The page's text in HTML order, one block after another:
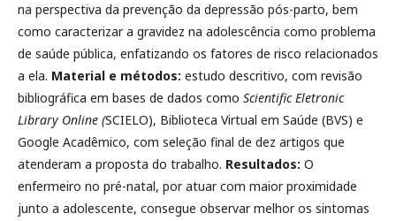
na perspectiva da prevenção da depressão pós-parto, bem
como caracterizar a gravidez na adolescência como problema
de saúde pública, enfatizando os fatores de risco relacionados
a ela. Material e métodos: estudo descritivo, com revisão
bibliográfica em bases de dados como Scientific Eletronic
Library Online (SCIELO), Biblioteca Virtual em Saúde (BVS) e
Google Acadêmico, com seleção final de dez artigos que
atenderam a proposta do trabalho. Resultados: O
enfermeiro no pré-natal, por atuar com maior proximidade
junto a adolescente, consegue observar melhor os sintomas